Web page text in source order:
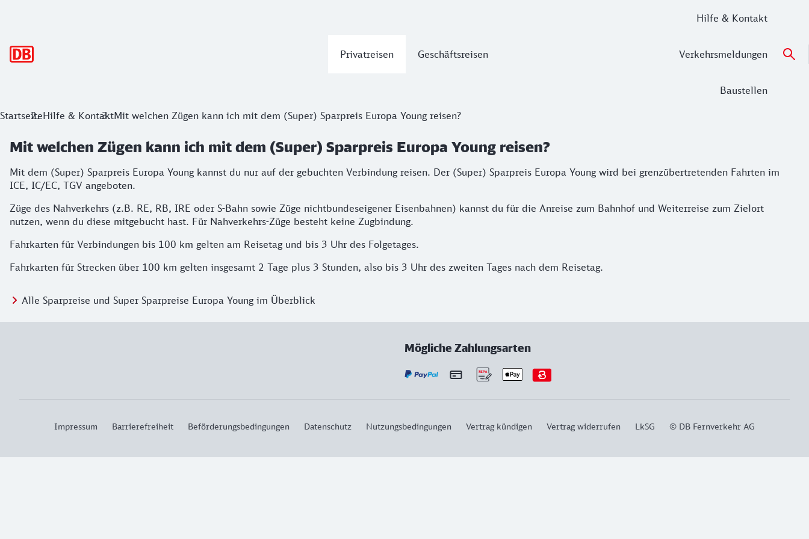
Privatreisen Geschäftsreisen
Hilfe & Kontakt
Verkehrsmeldungen
Baustellen
StartseiteHilfe & KontaktMit welchen Zügen kann ich mit dem (Super) Sparpreis Europa Young reisen?
Mit welchen Zügen kann ich mit dem (Super) Sparpreis Europa Young reisen?
Mit dem (Super) Sparpreis Europa Young kannst du nur auf der gebuchten Verbindung reisen. Der (Super) Sparpreis Europa Young wird bei grenzübertretenden Fahrten im
ICE, IC/EC, TGV angeboten.
Züge des Nahverkehrs (z.B. RE, RB, IRE oder S-Bahn sowie Züge nichtbundeseigener Eisenbahnen) kannst du für die Anreise zum Bahnhof und Weiterreise zum Zielort
nutzen, wenn du diese mitgebucht hast. Für Nahverkehrs-Züge besteht keine Zugbindung.
Fahrkarten für Verbindungen bis 100 km gelten am Reisetag und bis 3 Uhr des Folgetages.
Fahrkarten für Strecken über 100 km gelten insgesamt 2 Tage plus 3 Stunden, also bis 3 Uhr des zweiten Tages nach dem Reisetag.
Alle Sparpreise und Super Sparpreise Europa Young im Überblick
Mögliche Zahlungsarten
Impressum Barrierefreiheit Beförderungsbedingungen Datenschutz Nutzungsbedingungen Vertrag kündigen Vertrag widerrufen LkSG © DB Fernverkehr AG